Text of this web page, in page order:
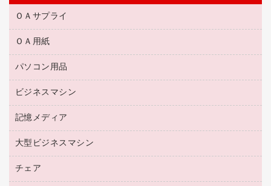
ＯＡサプライ
互換インクカートリッジ
リサイクルトナー（プール方式）
リサイクルインクカートリッジ
プリンタ用リボン
トナーカートリッジ
コピートナー
ＯＡ用紙
名刺用紙
ワープロ用紙
ラベル用紙
プロッター用紙
ハガキ用紙
パソコン用品
パソコン周辺機器
マウスパッド
マウス
パソコンバッグ／収納用品
ビジネスマシン
電話機
レーザープリンタ／複合機
メモリーカード
プロジェクタ
記憶メディア
ブルーレイディスク
ＣＤ－ＲＷ
大型ビジネスマシン
プリンタ
チェア